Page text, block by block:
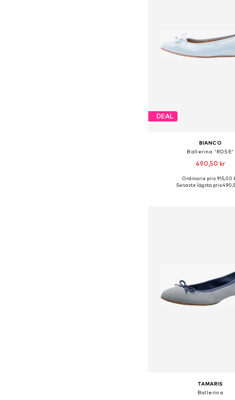
DEAL
BIANCO
Ballerina 'ROSE'
490,50 kr
Tillgängliga storlekar: 36,
Ordinarie pris: 915,00
Senaste lägsta pris:
TAMARIS
Ballerina